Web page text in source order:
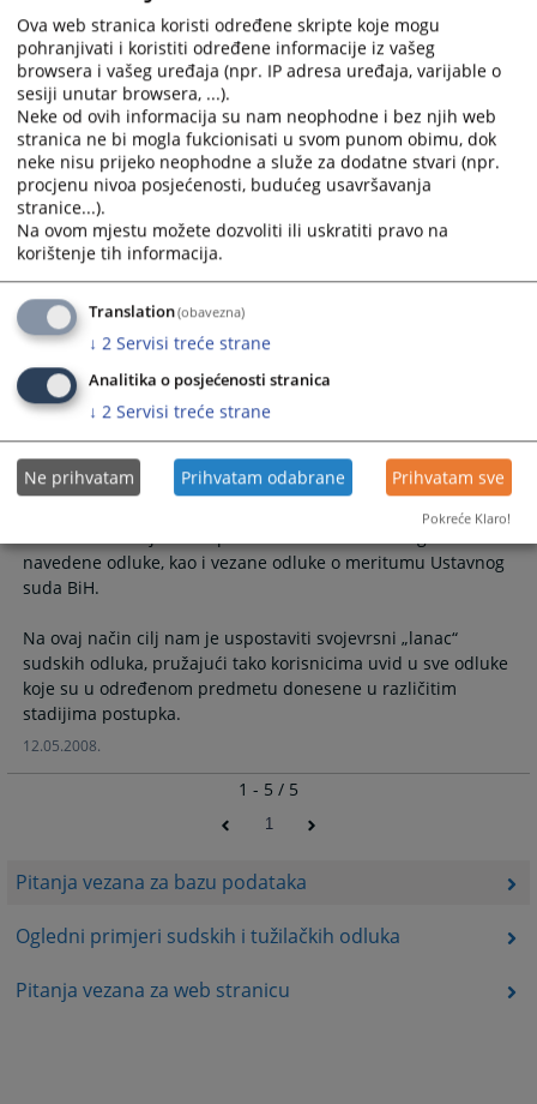
Pitanja vezana za bazu podataka
Ogledni primjeri sudskih i tužilačkih odluka
Pitanja vezana za web stranicu
anonimizaciju sudskih odluka.
12.05.2008.
Ko vrši izbor odluka koje se objavljuju u
bazi?
Tzv. kriterije bitnosti utvrđuje stalna komisija za Centar za
sudsku dokumentaciju koju čine istaknuti domaći pravni
stručnjaci. Prvi kriterij koji je odobrila komisija je vremenski
kriterij, na osnovu kojeg je Centar inicirao prikupljanje
odluka iz perioda od 2003. godine do danas.
12.05.2008.
Da li se u bazi nalaze odluke svih sudova
Ne, baza trenutno sadrži odluke entitetskih vrhovnih sudova,
te odluke Apelacionog suda Brčko Distrikta. Baza takođe
navedene odluke, kao i vezane odluke o meritumu Ustavnog
suda BiH.
Na ovaj način cilj nam je uspostaviti svojevrsni „lanac“
sudskih odluka, pružajući tako korisnicima uvid u sve odluke
koje su u određenom predmetu donesene u različitim
12.05.2008.
1 - 5 / 5
1
Ova web stranica koristi određene skripte koje mogu
pohranjivati i koristiti određene informacije iz vašeg
browsera i vašeg uređaja (npr. IP adresa uređaja, varijable o
sesiji unutar browsera, ...).
Neke od ovih informacija su nam neophodne i bez njih web
stranica ne bi mogla fukcionisati u svom punom obimu, dok
neke nisu prijeko neophodne a služe za dodatne stvari (npr.
procjenu nivoa posjećenosti, budućeg usavršavanja
stranice...).
Na ovom mjestu možete dozvoliti ili uskratiti pravo na
korištenje tih informacija.
Translation(obavezna)
↓ 2 Servisi treće strane
Analitika o posjećenosti stranica
↓ 2 Servisi treće strane
Ne prihvatam Prihvatam odabrane Prihvatam sve
Pokreće Klaro!